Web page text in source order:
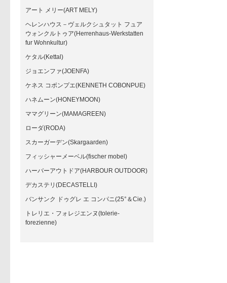
アート メリー(ART MELY)
ヘレンハウス－ヴェルクシュタット フュア
ウォンクルトゥア(Herrenhaus-Werkstatten
fur Wohnkultur)
ケタル(Kettal)
ジョエンファ(JOENFA)
ケネス コボンプエ(KENNETH COBONPUE)
ハネムーン(HONEYMOON)
ママグリーン(MAMAGREEN)
ローダ(RODA)
スカーガーデン(Skargaarden)
フィッシャーメーベル(fischer mobel)
ハーバーアウトドア(HARBOUR OUTDOOR)
デカステリ(DECASTELLI)
バンサンク ドゥグレ エ コンパニ(25°＆Cie.)
トレリエ・フォレジエンヌ(tolerie-
forezienne)